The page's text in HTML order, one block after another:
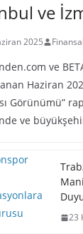
ve
2025
ve
Haziran
Görünümü”
ve
23